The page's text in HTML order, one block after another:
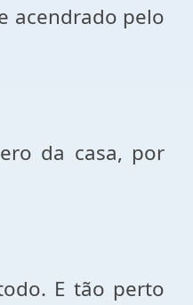
acendrado pelo
da casa, por
E tão perto